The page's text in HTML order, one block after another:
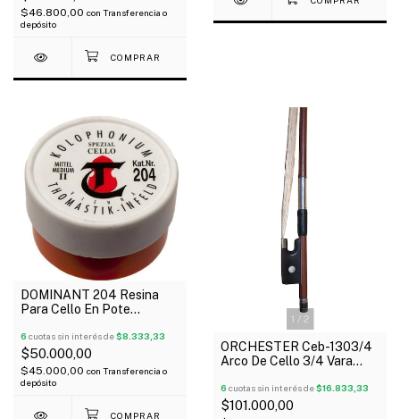
$46.800,00 con Transferencia o
depósito
DOMINANT 204 Resina
Para Cello En Pote
6 cuotas sin interés de$8.333,33
$50.000,00
$45.000,00 con Transferencia o
depósito
1 / 2
ORCHESTER Ceb-1303/4
Arco De Cello 3/4 Vara
6 cuotas sin interés de$16.833,33
$101.000,00